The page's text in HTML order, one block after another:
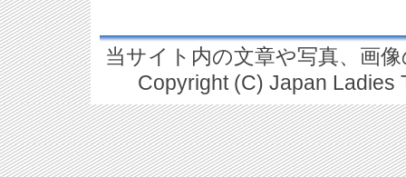
当サイト内の文章や写真、画
Copyright (C) Japan Ladies